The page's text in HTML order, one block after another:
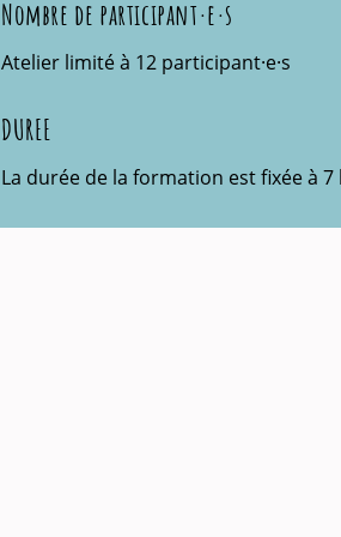
Nombre de participant·e·s
Atelier limité à 12 participant·e·s
DUREE
La durée de la formation est fixée à